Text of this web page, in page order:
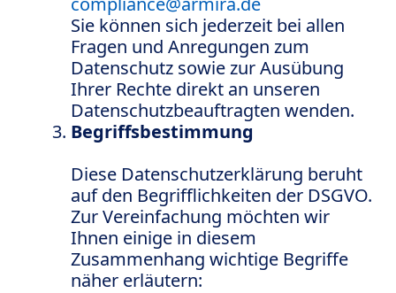
Sie können sich jederzeit bei allen
Fragen und Anregungen zum
Datenschutz sowie zur Ausübung
Ihrer Rechte direkt an unseren
Datenschutzbeauftragten wenden.
Begriffsbestimmung
Diese Datenschutzerklärung beruht
auf den Begrifflichkeiten der DSGVO.
Zur Vereinfachung möchten wir
Ihnen einige in diesem
Zusammenhang wichtige Begriffe
näher erläutern: